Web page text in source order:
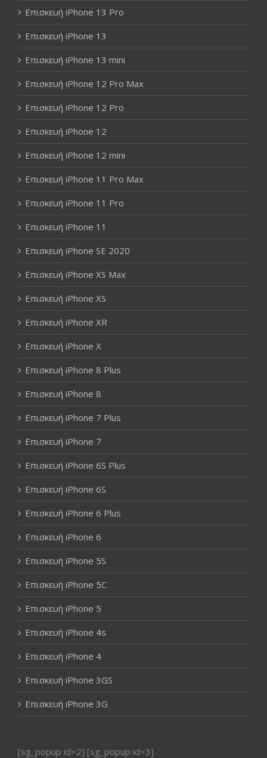
Επισκευή iPhone 13 Pro
Επισκευή iPhone 13
Επισκευή iPhone 13 mini
Επισκευή iPhone 12 Pro Max
Επισκευή iPhone 12 Pro
Επισκευή iPhone 12
Επισκευή iPhone 12 mini
Επισκευή iPhone 11 Pro Max
Επισκευή iPhone 11 Pro
Επισκευή iPhone 11
Επισκευή iPhone SE 2020
Επισκευή iPhone XS Max
Επισκευή iPhone XS
Επισκευή iPhone XR
Επισκευή iPhone X
Επισκευή iPhone 8 Plus
Επισκευή iPhone 8
Επισκευή iPhone 7 Plus
Επισκευή iPhone 7
Επισκευή iPhone 6S Plus
Επισκευή iPhone 6S
Επισκευή iPhone 6 Plus
Επισκευή iPhone 6
Επισκευή iPhone 5S
Επισκευή iPhone 5C
Επισκευή iPhone 5
Επισκευή iPhone 4s
Επισκευή iPhone 4
Επισκευή iPhone 3GS
Επισκευή iPhone 3G
[sg_popup id=2] [sg_popup id=3]